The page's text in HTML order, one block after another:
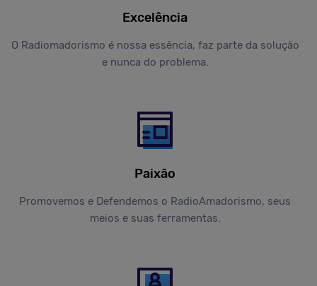
Excelência
O Radiomadorismo é nossa essência, faz parte da solução
e nunca do problema.
Paixão
Promovemos e Defendemos o RadioAmadorismo, seus
meios e suas ferramentas.